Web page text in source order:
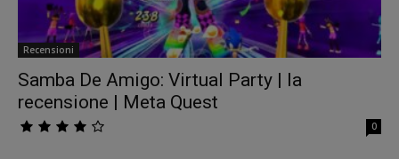
Recensioni
Samba De Amigo: Virtual Party | la
recensione | Meta Quest
0